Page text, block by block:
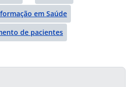
em Saúde
de pacientes